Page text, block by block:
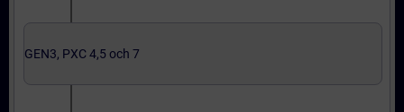
GEN3, PXC 4,5 och 7